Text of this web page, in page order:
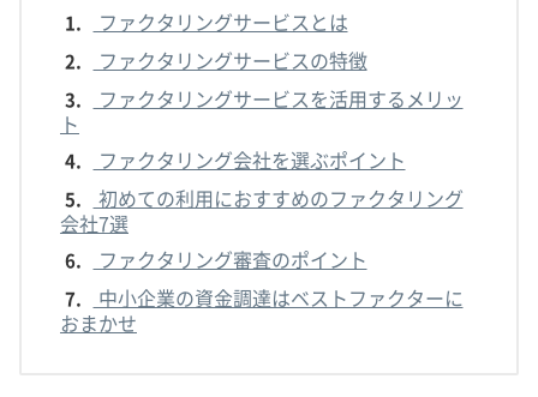
1. ファクタリングサービスとは
2. ファクタリングサービスの特徴
3.
ファクタリングサービスを活用するメリッ
ト
4. ファクタリング会社を選ぶポイント
5.
初めての利用におすすめのファクタリング
会社7選
6. ファクタリング審査のポイント
7.
中小企業の資金調達はベストファクターに
おまかせ